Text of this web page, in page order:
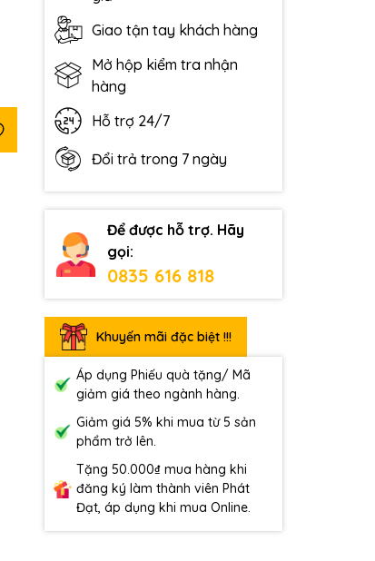
Giao tận tay khách hàng
Mở hộp kiểm tra nhận
hàng
Hỗ trợ 24/7
Đổi trả trong 7 ngày
Để được hỗ trợ. Hãy
gọi:
0835 616 818
Khuyến mãi đặc biệt !!!
Áp dụng Phiếu quà tặng/ Mã
giảm giá theo ngành hàng.
Giảm giá 5% khi mua từ 5 sản
phẩm trở lên.
Tặng 50.000₫ mua hàng khi
đăng ký làm thành viên Phát
Đạt, áp dụng khi mua Online.